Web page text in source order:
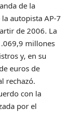
de la
autopista AP-7
de 2006. La
millones
y, en su
euros de
rechazó.
con la
por el